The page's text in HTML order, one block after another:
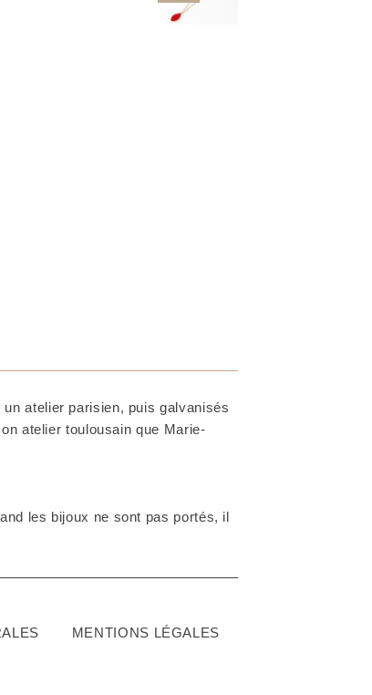
atelier parisien, puis galvanisés
atelier toulousain que Marie-
les bijoux ne sont pas portés, il
MENTIONS LÉGALES